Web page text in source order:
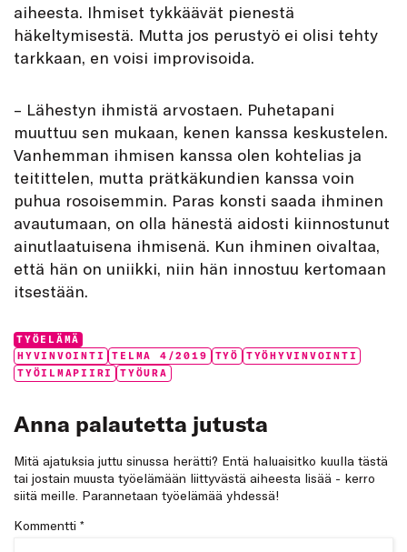
aiheesta. Ihmiset tykkäävät pienestä
häkeltymisestä. Mutta jos perustyö ei olisi tehty
tarkkaan, en voisi improvisoida.
– Lähestyn ihmistä arvostaen. Puhetapani
muuttuu sen mukaan, kenen kanssa keskustelen.
Vanhemman ihmisen kanssa olen kohtelias ja
teitittelen, mutta prätkäkundien kanssa voin
puhua rosoisemmin. Paras konsti saada ihminen
avautumaan, on olla hänestä aidosti kiinnostunut
ainutlaatuisena ihmisenä. Kun ihminen oivaltaa,
että hän on uniikki, niin hän innostuu kertomaan
itsestään.
Categories:
TYÖELÄMÄ
Tags:
HYVINVOINTI TELMA 4/2019 TYÖ
TYÖHYVINVOINTI
TYÖILMAPIIRI
TYÖURA
Anna palautetta jutusta
Mitä ajatuksia juttu sinussa herätti? Entä haluaisitko kuulla tästä
tai jostain muusta työelämään liittyvästä aiheesta lisää - kerro
siitä meille. Parannetaan työelämää yhdessä!
Kommentti *